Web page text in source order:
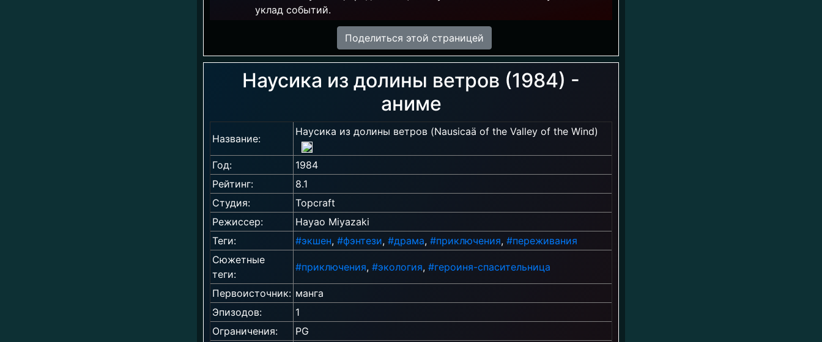
уклад событий.
Поделиться этой страницей
Наусика из долины ветров (1984) -
аниме
Название:
Наусика из долины ветров (Nausicaä of the Valley of the Wind)
Год:
1984
Рейтинг:
8.1
Студия:
Topcraft
Режиссер:
Hayao Miyazaki
Теги:
#экшен, #фэнтези, #драма, #приключения, #переживания
Сюжетные
теги:
#приключения, #экология, #героиня-спасительница
Первоисточник: манга
Эпизодов:
1
Ограничения:
PG